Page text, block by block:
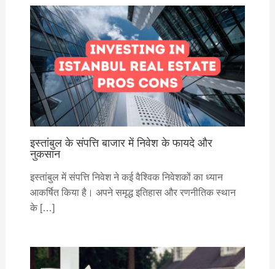
इस्तांबुल के संपत्ति बाजार में निवेश के फायदे और
नुकसान
इस्तांबुल में संपत्ति निवेश ने कई वैश्विक निवेशकों का ध्यान
आकर्षित किया है। अपने समृद्ध इतिहास और रणनीतिक स्थान
के […]